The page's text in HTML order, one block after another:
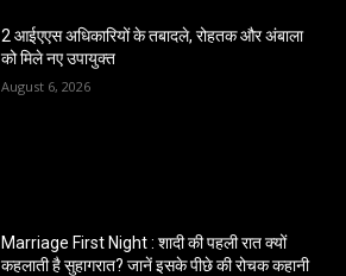
2 आईएएस अधिकारियों के तबादले, रोहतक और अंबाला
को मिले नए उपायुक्त
August 6, 2026
Marriage First Night : शादी की पहली रात क्यों
कहलाती है सुहागरात? जानें इसके पीछे की रोचक कहानी